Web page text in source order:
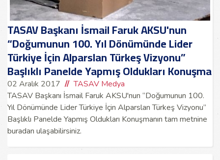
TASAV Başkanı İsmail Faruk AKSU'nun
“Doğumunun 100. Yıl Dönümünde Lider
Türkiye İçin Alparslan Türkeş Vizyonu”
Başlıklı Panelde Yapmış Oldukları Konuşma
02 Aralık 2017
TASAV Medya
TASAV Başkanı İsmail Faruk AKSU'nun “Doğumunun 100.
Yıl Dönümünde Lider Türkiye İçin Alparslan Türkeş Vizyonu”
Başlıklı Panelde Yapmış Oldukları Konuşmanın tam metnine
buradan ulaşabilirsiniz.